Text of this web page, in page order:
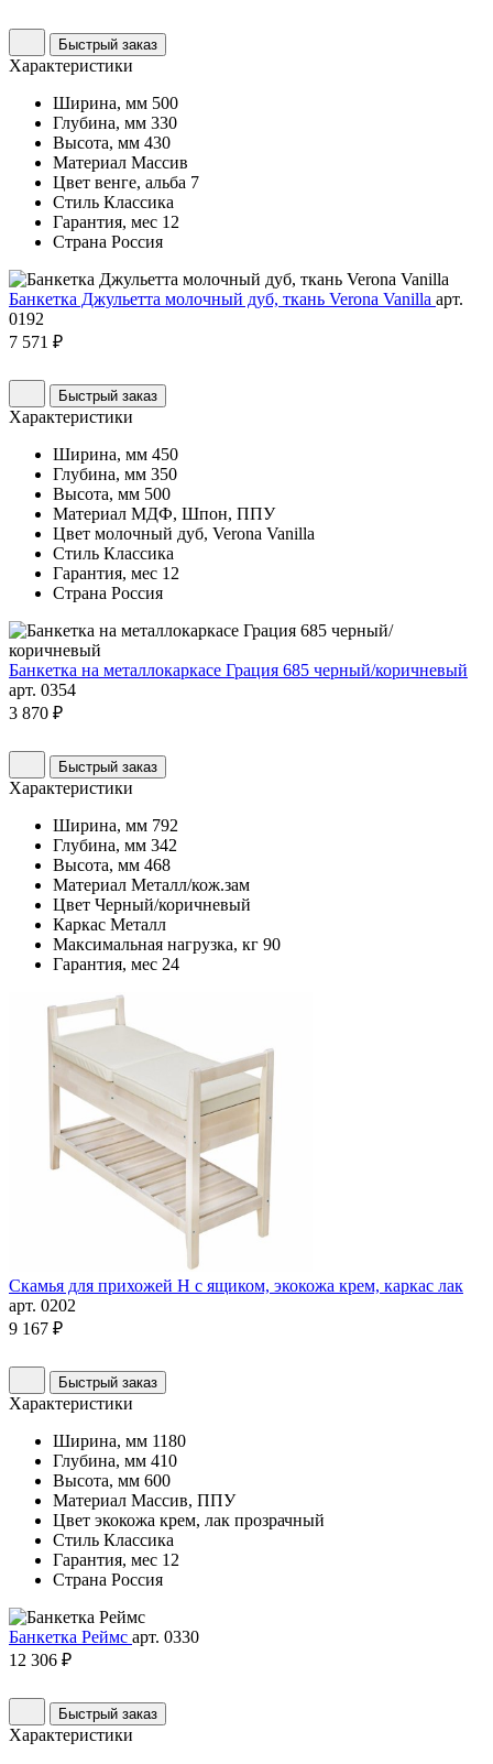
Быстрый заказ
Характеристики
Ширина, мм 500
Глубина, мм 330
Высота, мм 430
Материал Массив
Цвет венге, альба 7
Стиль Классика
Гарантия, мес 12
Страна Россия
Банкетка Джульетта молочный дуб, ткань Verona Vanilla арт.
0192
7 571 ₽
Быстрый заказ
Характеристики
Ширина, мм 450
Глубина, мм 350
Высота, мм 500
Материал МДФ, Шпон, ППУ
Цвет молочный дуб, Verona Vanilla
Стиль Классика
Гарантия, мес 12
Страна Россия
Банкетка на металлокаркасе Грация 685 черный/коричневый
арт. 0354
3 870 ₽
Быстрый заказ
Характеристики
Ширина, мм 792
Глубина, мм 342
Высота, мм 468
Материал Металл/кож.зам
Цвет Черный/коричневый
Каркас Металл
Максимальная нагрузка, кг 90
Гарантия, мес 24
Скамья для прихожей Н с ящиком, экокожа крем, каркас лак
арт. 0202
9 167 ₽
Быстрый заказ
Характеристики
Ширина, мм 1180
Глубина, мм 410
Высота, мм 600
Материал Массив, ППУ
Цвет экокожа крем, лак прозрачный
Стиль Классика
Гарантия, мес 12
Страна Россия
Банкетка Реймс арт. 0330
12 306 ₽
Быстрый заказ
Характеристики